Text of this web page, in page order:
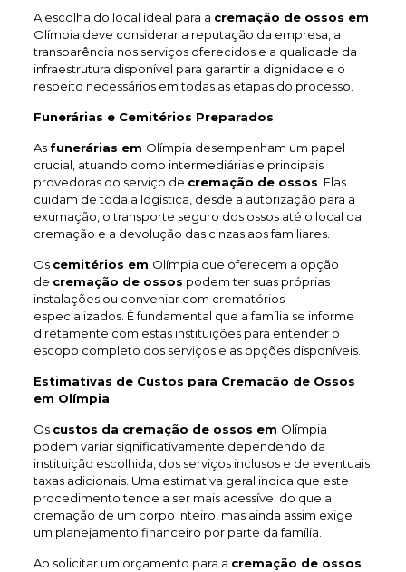
A escolha do local ideal para a cremação de ossos em
Olímpia deve considerar a reputação da empresa, a
transparência nos serviços oferecidos e a qualidade da
infraestrutura disponível para garantir a dignidade e o
respeito necessários em todas as etapas do processo.
Funerárias e Cemitérios Preparados
As funerárias em Olímpia desempenham um papel
crucial, atuando como intermediárias e principais
provedoras do serviço de cremação de ossos . Elas
cuidam de toda a logística, desde a autorização para a
exumação, o transporte seguro dos ossos até o local da
cremação e a devolução das cinzas aos familiares.
Os cemitérios em Olímpia que oferecem a opção
de cremação de ossos podem ter suas próprias
instalações ou conveniar com crematórios
especializados. É fundamental que a família se informe
diretamente com estas instituições para entender o
escopo completo dos serviços e as opções disponíveis.
Estimativas de Custos para Cremacão de Ossos
em Olímpia
Os custos da cremação de ossos em Olímpia
podem variar significativamente dependendo da
instituição escolhida, dos serviços inclusos e de eventuais
taxas adicionais. Uma estimativa geral indica que este
procedimento tende a ser mais acessível do que a
cremação de um corpo inteiro, mas ainda assim exige
um planejamento financeiro por parte da família.
Ao solicitar um orçamento para a cremação de ossos